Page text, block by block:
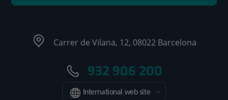
Carrer de Vilana, 12, 08022 Barcelona
932 906 200
International web site